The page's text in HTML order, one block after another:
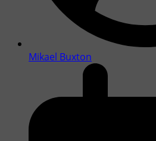
Mikael Buxton